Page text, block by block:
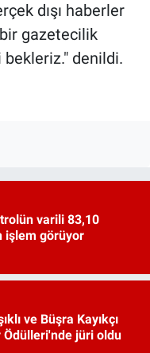
dışı haberler
gazetecilik
bekleriz." denildi.
varili 83,10
işlem görüyor
ve Büşra Kayıkçı
Ödülleri'nde jüri oldu